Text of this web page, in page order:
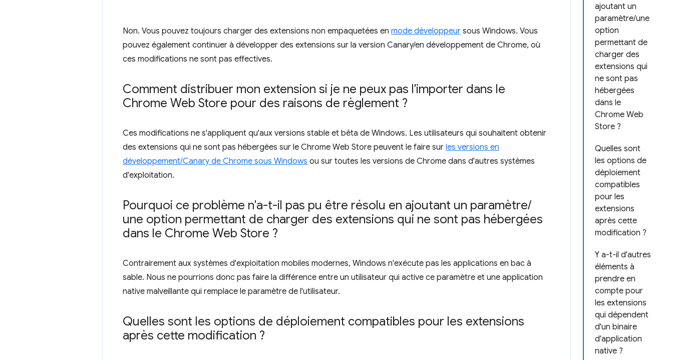
ajoutant un
paramètre/une
option
permettant de
charger des
extensions qui
ne sont pas
hébergées
dans le
Chrome Web
Store ?
Quelles sont
les options de
déploiement
compatibles
pour les
extensions
après cette
modification ?
Y a-t-il d'autres
éléments à
prendre en
compte pour
les extensions
qui dépendent
d'un binaire
d'application
native ?
Non. Vous pouvez toujours charger des extensions non empaquetées en mode développeur sous Windows. Vous
pouvez également continuer à développer des extensions sur la version Canary/en développement de Chrome, où
ces modifications ne sont pas effectives.
Comment distribuer mon extension si je ne peux pas l'importer dans le
Chrome Web Store pour des raisons de règlement ?
Ces modifications ne s'appliquent qu'aux versions stable et bêta de Windows. Les utilisateurs qui souhaitent obtenir
des extensions qui ne sont pas hébergées sur le Chrome Web Store peuvent le faire sur les versions en
développement/Canary de Chrome sous Windows ou sur toutes les versions de Chrome dans d'autres systèmes
d'exploitation.
Pourquoi ce problème n'a-t-il pas pu être résolu en ajoutant un paramètre/
une option permettant de charger des extensions qui ne sont pas hébergées
dans le Chrome Web Store ?
Contrairement aux systèmes d'exploitation mobiles modernes, Windows n'exécute pas les applications en bac à
sable. Nous ne pourrions donc pas faire la différence entre un utilisateur qui active ce paramètre et une application
native malveillante qui remplace le paramètre de l'utilisateur.
Quelles sont les options de déploiement compatibles pour les extensions
après cette modification ?